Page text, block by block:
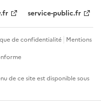
service-public.fr
de confidentialité Mentions
de ce site est disponible sous